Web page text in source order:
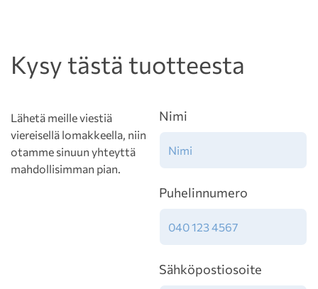
Kysy tästä tuotteesta
Lähetä meille viestiä
viereisellä lomakkeella, niin
otamme sinuun yhteyttä
mahdollisimman pian.
Nimi
Puhelinnumero
Sähköpostiosoite